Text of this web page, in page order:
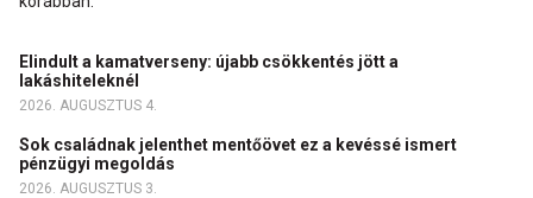
Elindult a kamatverseny: újabb csökkentés jött a
lakáshiteleknél
2026. AUGUSZTUS 4.
Sok családnak jelenthet mentőövet ez a kevéssé ismert
pénzügyi megoldás
2026. AUGUSZTUS 3.